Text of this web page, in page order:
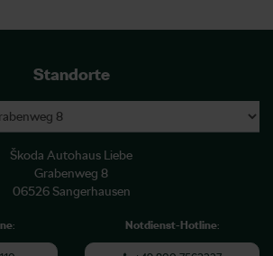
Standorte
Škoda Autohaus Liebe
Grabenweg 8
06526 Sangerhausen
: Notdienst-Hotline: